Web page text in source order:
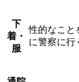
下
着・
服
性的なこと
に警察に行